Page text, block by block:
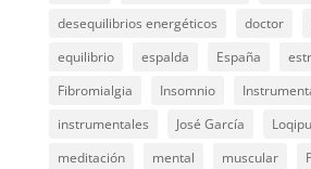
desequilibrios energéticos
doctor
equilibrio
espalda España
Fibromialgia
Insomnio
instrumentales
José García
meditación
mental muscular